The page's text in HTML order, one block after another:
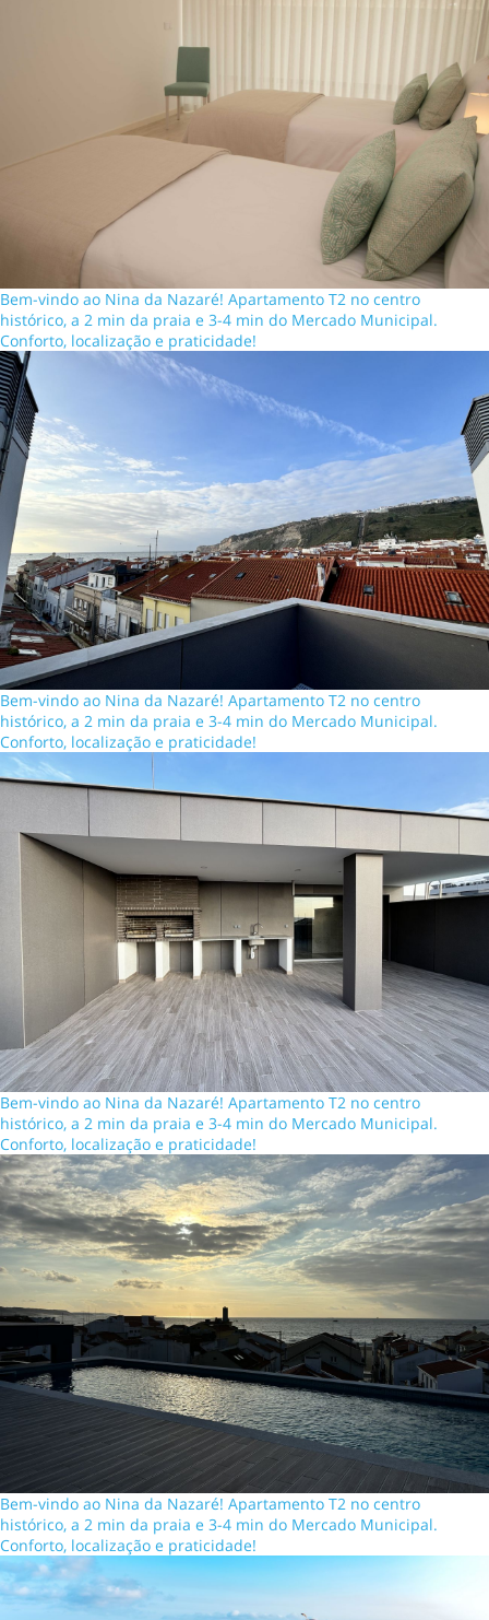
Bem-vindo ao Nina da Nazaré! Apartamento T2 no centro
histórico, a 2 min da praia e 3-4 min do Mercado Municipal.
Conforto, localização e praticidade!
Bem-vindo ao Nina da Nazaré! Apartamento T2 no centro
histórico, a 2 min da praia e 3-4 min do Mercado Municipal.
Conforto, localização e praticidade!
Bem-vindo ao Nina da Nazaré! Apartamento T2 no centro
histórico, a 2 min da praia e 3-4 min do Mercado Municipal.
Conforto, localização e praticidade!
Bem-vindo ao Nina da Nazaré! Apartamento T2 no centro
histórico, a 2 min da praia e 3-4 min do Mercado Municipal.
Conforto, localização e praticidade!